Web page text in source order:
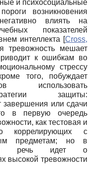
и психосоциальные
возникновения
влиять на
показателей
интеллекта [Cross,
тревожность мешает
к ошибкам во
стрессу
того, побуждает
использовать
защиты:
завершения или сдачи
в первую очередь
как тестовая и
коррелирующих с
предметам; но в
речь идет о
высокой тревожности